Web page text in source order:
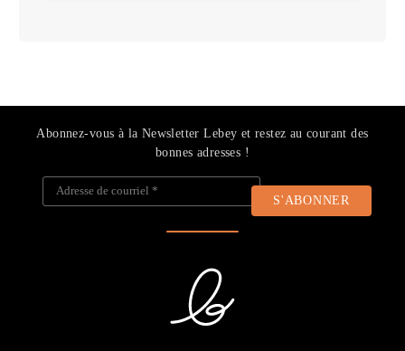
Abonnez-vous à la Newsletter Lebey et restez au courant des
bonnes adresses !
Adresse de courriel